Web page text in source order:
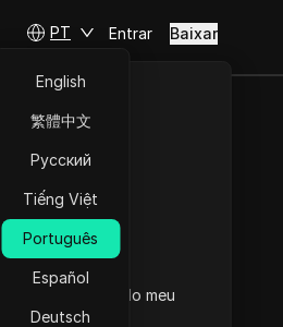
é o User Agent do meu
PT
English
繁體中文
Русский
Tiếng Việt
Português
Español
Deutsch
Entrar Baixar